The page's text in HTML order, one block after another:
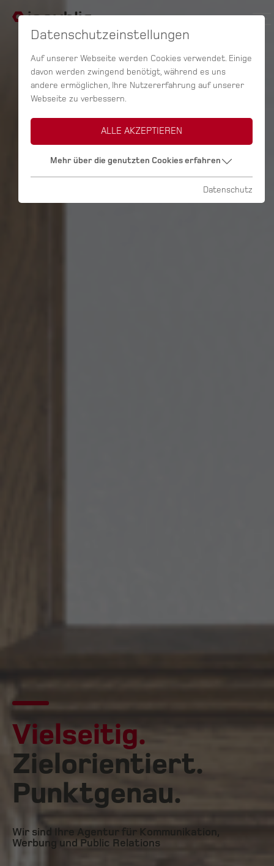
Vielseitig.
Zielorientiert.
Punktgenau.
Wir sind Ihre Agentur für Kommunikation,
Werbung und Public Relations
Datenschutzeinstellungen
Auf unserer Webseite werden Cookies verwendet. Einige
davon werden zwingend benötigt, während es uns
andere ermöglichen, Ihre Nutzererfahrung auf unserer
Webseite zu verbessern.
ALLE AKZEPTIEREN
Mehr über die genutzten Cookies erfahren
Datenschutz